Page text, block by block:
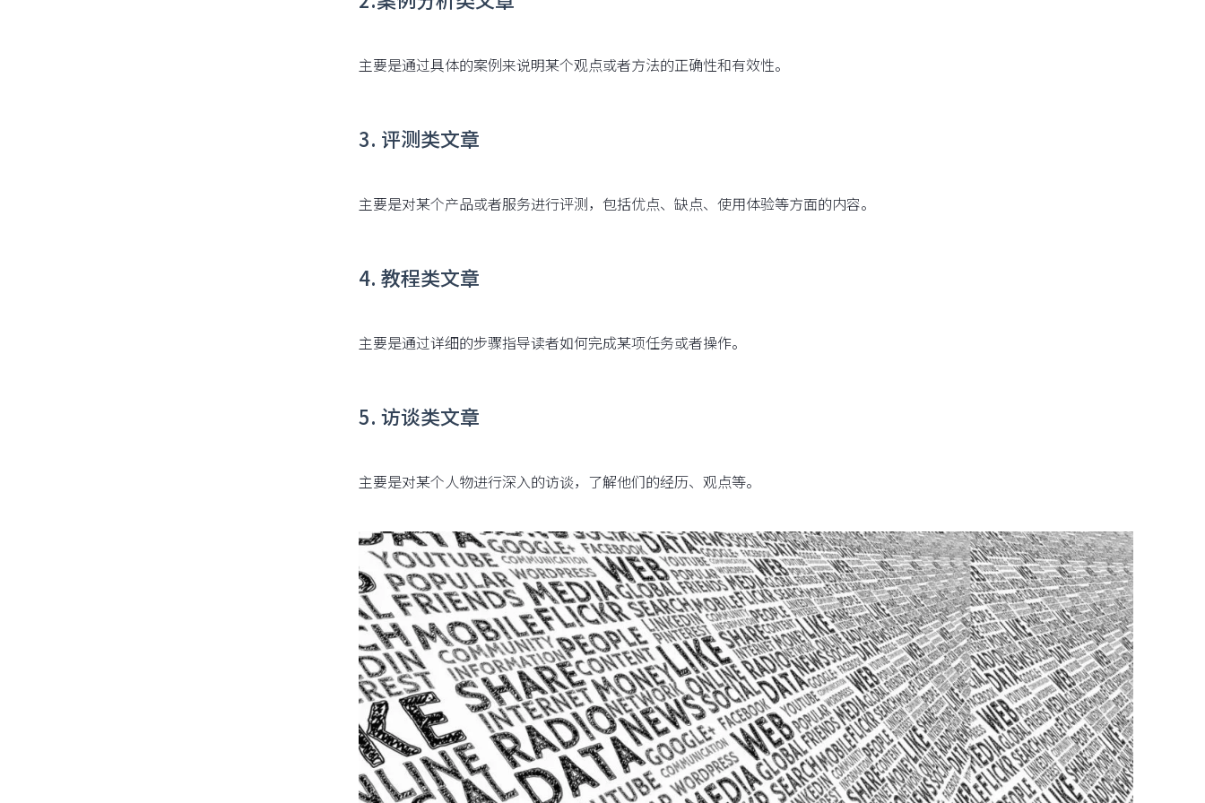
主要是通过具体的案例来说明某个观点或者方法的正确性和有效性。
3. 评测类文章
主要是对某个产品或者服务进行评测，包括优点、缺点、使用体验等方面的内容。
4. 教程类文章
主要是通过详细的步骤指导读者如何完成某项任务或者操作。
5. 访谈类文章
主要是对某个人物进行深入的访谈，了解他们的经历、观点等。